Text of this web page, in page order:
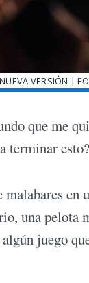
VERSIÓN |
que me
terminar esto?
en
una
juego